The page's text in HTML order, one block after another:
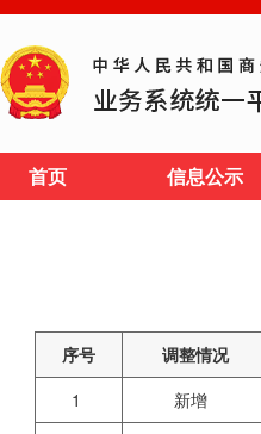
首页 信息公示
序号 调整情况
1
新增